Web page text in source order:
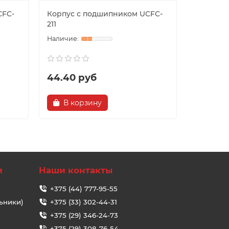
Корпус с подшипником UCFC-
211
44.40 руб
В корзину
Наши контакты
+375 (44) 777-95-55
+375 (33) 302-44-31
+375 (29) 346-24-73